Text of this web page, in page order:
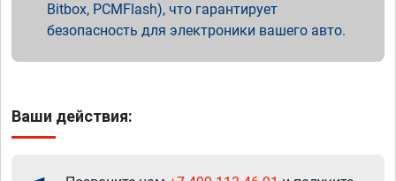
Bitbox, PCMFlash), что гарантирует
безопасность для электроники вашего авто.
Ваши действия: